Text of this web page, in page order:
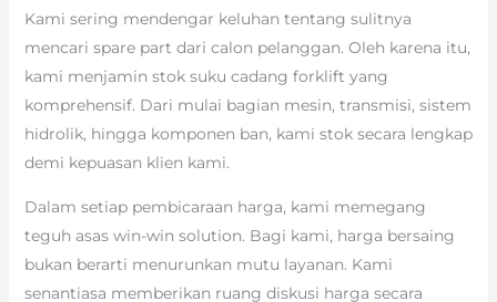
Kami sering mendengar keluhan tentang sulitnya
mencari spare part dari calon pelanggan. Oleh karena itu,
kami menjamin stok suku cadang forklift yang
komprehensif. Dari mulai bagian mesin, transmisi, sistem
hidrolik, hingga komponen ban, kami stok secara lengkap
demi kepuasan klien kami.
Dalam setiap pembicaraan harga, kami memegang
teguh asas win-win solution. Bagi kami, harga bersaing
bukan berarti menurunkan mutu layanan. Kami
senantiasa memberikan ruang diskusi harga secara